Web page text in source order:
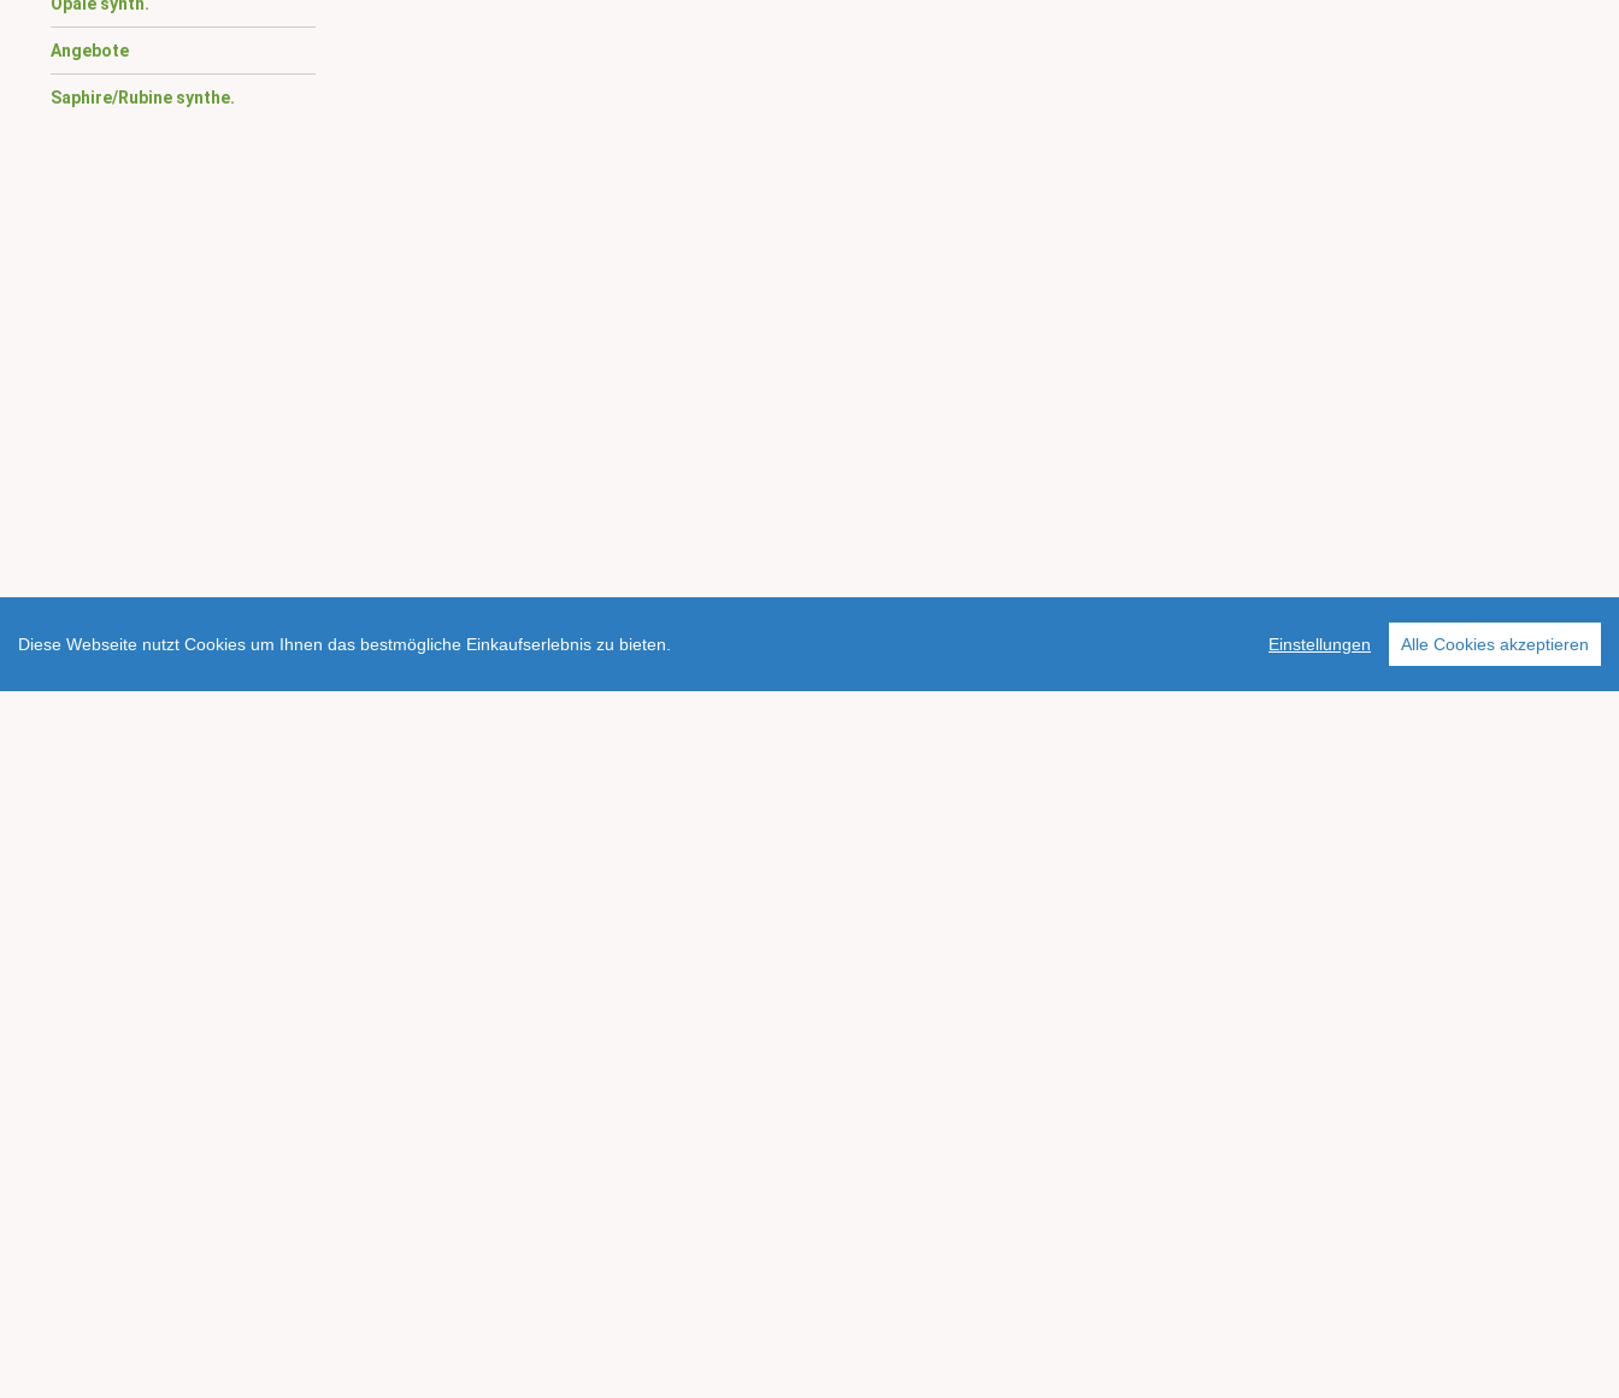
Angebote
Saphire/Rubine synthe.
Diese Webseite nutzt Cookies um Ihnen das bestmögliche Einkaufserlebnis zu bieten. Einstellungen Alle Cookies akzeptieren